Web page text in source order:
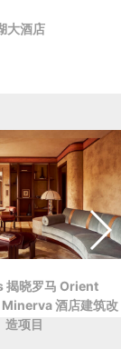
大酒店
揭晓罗马 Orient
酒店建筑改
造项目